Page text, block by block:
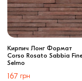
Кирпич Лонг Формат
Corso Rosato Sabbia
Selmo
167 грн